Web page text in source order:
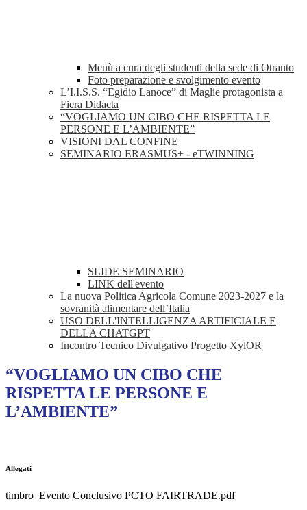
Menù a cura degli studenti della sede di Otranto
Foto preparazione e svolgimento evento
L’I.I.S.S. “Egidio Lanoce” di Maglie protagonista a
Fiera Didacta
“VOGLIAMO UN CIBO CHE RISPETTA LE
PERSONE E L’AMBIENTE”
VISIONI DAL CONFINE
SEMINARIO ERASMUS+ - eTWINNING
SLIDE SEMINARIO
LINK dell'evento
La nuova Politica Agricola Comune 2023-2027 e la
sovranità alimentare dell’Italia
USO DELL'INTELLIGENZA ARTIFICIALE E
DELLA CHATGPT
Incontro Tecnico Divulgativo Progetto XylOR
“VOGLIAMO UN CIBO CHE
RISPETTA LE PERSONE E
L’AMBIENTE”
Allegati
timbro_Evento Conclusivo PCTO FAIRTRADE.pdf